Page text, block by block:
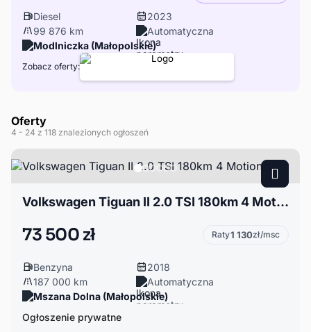
Diesel
2023
99 876 km
Automatyczna
Modlniczka (Małopolskie)
Zobacz oferty:
Oferty
4 - 24 z 118 znalezionych ogłoszeń
Volkswagen Tiguan II 2.0 TSI 180km 4 Motion DSG
73 500 zł Raty1 130zł/msc
Benzyna
2018
187 000 km
Automatyczna
Mszana Dolna (Małopolskie)
Ogłoszenie prywatne